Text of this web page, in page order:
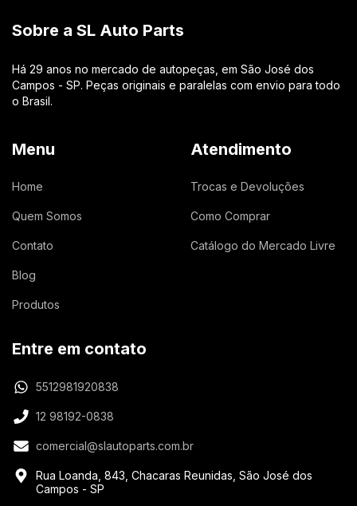
Sobre a SL Auto Parts
Há 29 anos no mercado de autopeças, em São José dos
Campos - SP. Peças originais e paralelas com envio para todo
o Brasil.
Menu
Home
Quem Somos
Contato
Blog
Produtos
Atendimento
Trocas e Devoluções
Como Comprar
Catálogo do Mercado Livre
Entre em contato
5512981920838
12 98192-0838
comercial@slautoparts.com.br
Rua Loanda, 843, Chacaras Reunidas, São José dos
Campos - SP